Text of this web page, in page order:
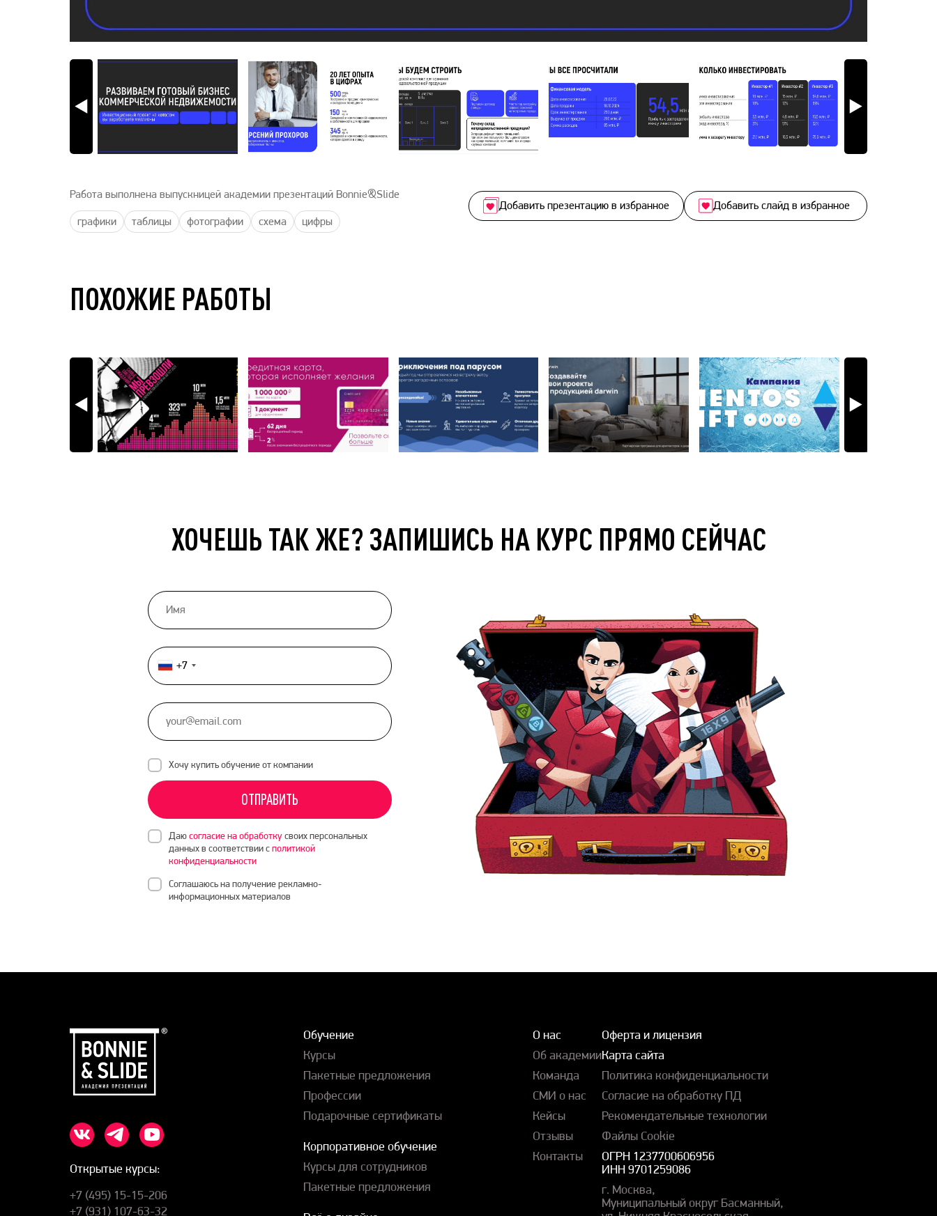
Работа выполнена выпускницей академии презентаций Bonnie&Slide
графики таблицы фотографии схема цифры
Добавить презентацию в избранное Добавить слайд в избранное
ПОХОЖИЕ РАБОТЫ
ХОЧЕШЬ ТАК ЖЕ? ЗАПИШИСЬ НА КУРС ПРЯМО СЕЙЧАС
Россия
+7
+7
Хочу купить обучение от компании
ОТПРАВИТЬ
Даюсогласие на обработкусвоих персональных
данных в соответствии сполитикой
конфиденциальности
Соглашаюсь на получение рекламно-
информационных материалов
Открытые курсы:
+7 (495) 15-15-206
+7 (931) 107-63-32
Обучение
Курсы
Пакетные предложения
Профессии
Подарочные сертификаты
Корпоративное обучение
Курсы для сотрудников
Пакетные предложения
О нас
Об академии
Команда
СМИ о нас
Кейсы
Отзывы
Контакты
Оферта и лицензия
Карта сайта
Политика конфиденциальности
Согласие на обработку ПД
Рекомендательные технологии
Файлы Cookie
ОГРН 1237700606956
ИНН 9701259086
г. Москва,
Муниципальный округ Басманный,